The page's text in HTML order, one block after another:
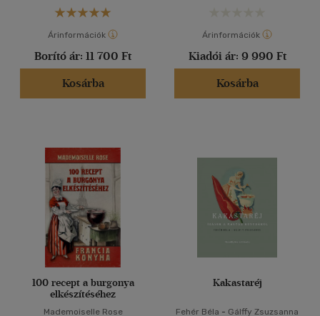
Árinformációk
Borító ár: 11 700 Ft
Kosárba
Árinformációk
Kiadói ár: 9 990 Ft
Kosárba
100 recept a burgonya
elkészítéséhez
Mademoiselle Rose
Kakastaréj
Fehér Béla - Gálffy Zsuzsanna